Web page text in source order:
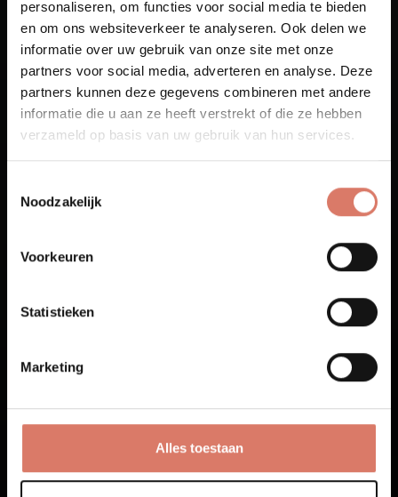
personaliseren, om functies voor social media te bieden
en om ons websiteverkeer te analyseren. Ook delen we
informatie over uw gebruik van onze site met onze
partners voor social media, adverteren en analyse. Deze
partners kunnen deze gegevens combineren met andere
informatie die u aan ze heeft verstrekt of die ze hebben
verzameld op basis van uw gebruik van hun services.
Noodzakelijk
Voorkeuren
Statistieken
Marketing
Alles toestaan